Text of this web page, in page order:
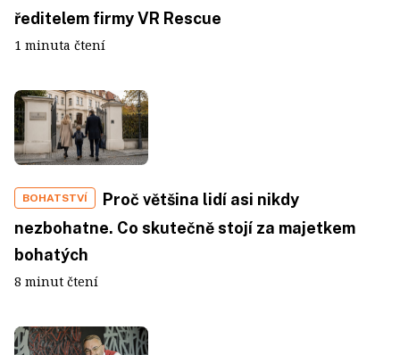
ředitelem firmy VR Rescue
1 minuta čtení
BOHATSTVÍ
Proč většina lidí asi nikdy
nezbohatne. Co skutečně stojí za majetkem
bohatých
8 minut čtení